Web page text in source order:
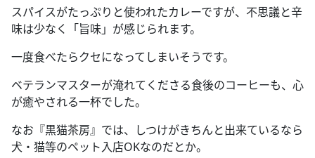
スパイスがたっぷりと使われたカレーですが、不思議と辛
味は少なく「旨味」が感じられます。
一度食べたらクセになってしまいそうです。
ベテランマスターが淹れてくださる食後のコーヒーも、心
が癒やされる一杯でした。
なお『黒猫茶房』では、しつけがきちんと出来ているなら
犬・猫等のペット入店OKなのだとか。